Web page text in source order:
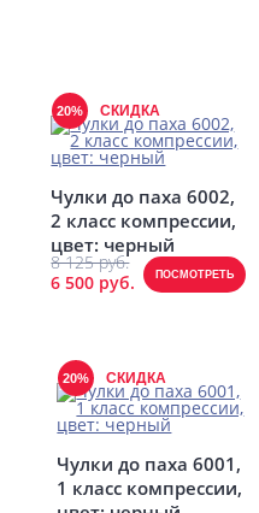
20% СКИДКА
Чулки до паха 6002,
2 класс компрессии,
цвет: черный
8 125 руб.
6 500 руб.
ПОСМОТРЕТЬ
20% СКИДКА
Чулки до паха 6001,
1 класс компрессии,